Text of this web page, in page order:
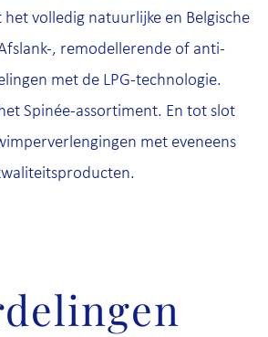
volledig natuurlijke en Belgische
, remodellerende of anti-
met de LPG-technologie.
Spinée-assortiment. En tot slot
met eveneens